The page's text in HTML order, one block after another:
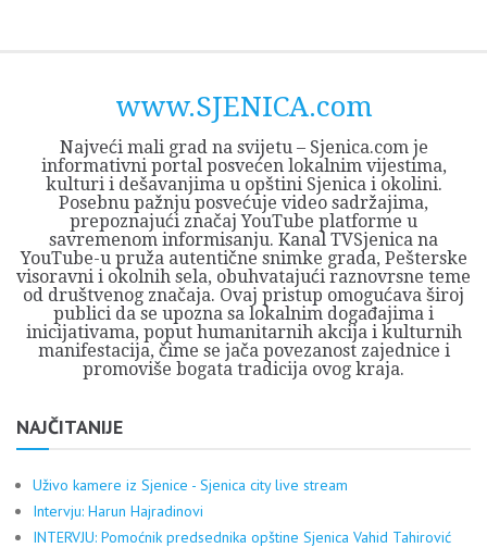
www.SJENICA.com
Najveći mali grad na svijetu – Sjenica.com je
informativni portal posvećen lokalnim vijestima,
kulturi i dešavanjima u opštini Sjenica i okolini.
Posebnu pažnju posvećuje video sadržajima,
prepoznajući značaj YouTube platforme u
savremenom informisanju. Kanal TVSjenica na
YouTube-u pruža autentične snimke grada, Pešterske
visoravni i okolnih sela, obuhvatajući raznovrsne teme
od društvenog značaja. Ovaj pristup omogućava široj
publici da se upozna sa lokalnim događajima i
inicijativama, poput humanitarnih akcija i kulturnih
manifestacija, čime se jača povezanost zajednice i
promoviše bogata tradicija ovog kraja.
NAJČITANIJE
Uživo kamere iz Sjenice - Sjenica city live stream
Intervju: Harun Hajradinovi
INTERVJU: Pomoćnik predsednika opštine Sjenica Vahid Tahirović